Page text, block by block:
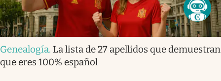
Genealogía. La lista de 27 apellidos que demuestran
que eres 100% español